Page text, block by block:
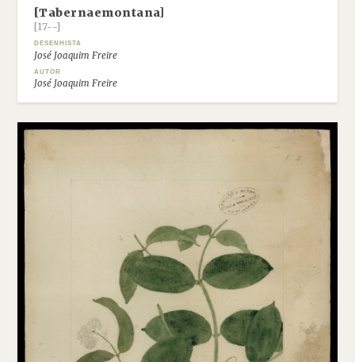
[Tabernaemontana]
[17--]
DESENHISTA
José Joaquim Freire
AUTOR
José Joaquim Freire